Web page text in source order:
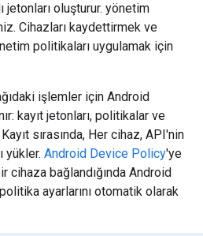
jetonları oluşturur. yönetim
Cihazları kaydettirmek ve
politikaları uygulamak için
işlemler için Android
kayıt jetonları, politikalar ve
sırasında, Her cihaz, API'nin
yükler. Android Device Policy'ye
bağlandığında Android
ayarlarını otomatik olarak